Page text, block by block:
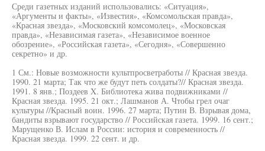
Среди газетных изданий использовались: «Ситуация»,
«Аргументы и факты», «Известия», «Комсомольская правда»,
«Красная звезда», «Московский комсомолец», «Московская
правда», «Независимая газета», «Независимое военное
обозрение», «Российская газета», «Сегодня», «Совершенно
секретно» и др.
1 См.: Новые возможности культпросветработы // Красная звезда.
1990. 21 марта; Так что же будут петь солдаты?// Красная звезда.
1991. 8 янв.; Поздеев X. Библиотека жива подвижниками //
Красная звезда. 1995. 21 окт.; Лашманов А. Чтобы грел очаг
культуры //Красный воин. 1996. 27 марта; Путин В. Взрывая дома,
бандиты взрывают государство // Российская газета. 1999. 16 сент.;
Марущенко В. Ислам в России: история и современность //
Красная звезда. 1999. 22 сент. и др.